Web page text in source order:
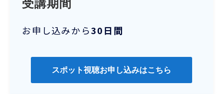
受講期間
お申し込みから30日間
スポット視聴お申し込みはこちら